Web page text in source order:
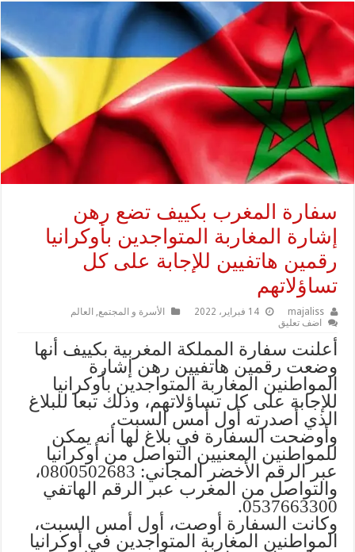
سفارة المغرب بكييف تضع رهن
إشارة المغاربة المتواجدين بأوكرانيا
رقمين هاتفيين للإجابة على كل
تساؤلاتهم
majaliss 14 فبراير، 2022 الأسرة و المجتمع, العالم
اضف تعليق
أعلنت سفارة المملكة المغربية بكييف أنها
وضعت رقمين هاتفيين رهن إشارة
المواطنين المغاربة المتواجدين بأوكرانيا
للإجابة على كل تساؤلاتهم، وذلك تبعا للبلاغ
الذي أصدرته أول أمس السبت.
وأوضحت السفارة في بلاغ لها أنه يمكن
للمواطنين المعنيين التواصل من أوكرانيا
عبر الرقم الأخضر المجاني: 0800502683،
والتواصل من المغرب عبر الرقم الهاتفي
0537663300.
وكانت السفارة أوصت، أول أمس السبت،
المواطنين المغاربة المتواجدين في أوكرانيا